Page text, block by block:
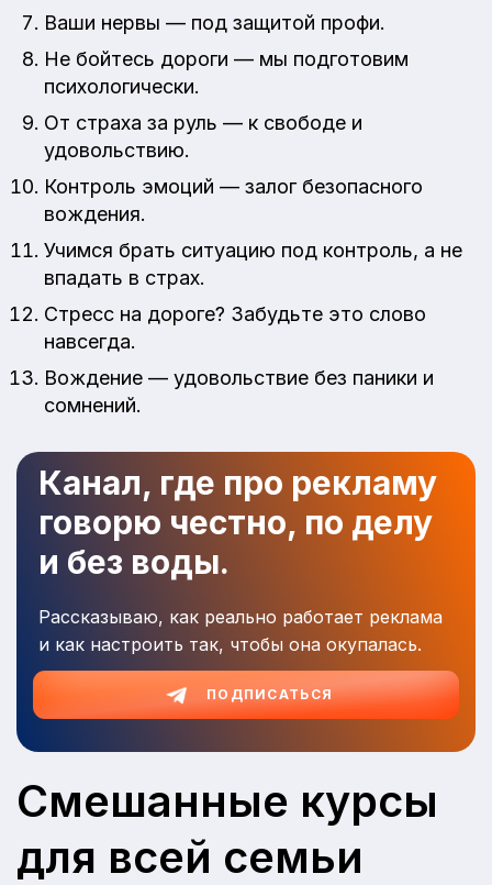
Ваши нервы — под защитой профи.
Не бойтесь дороги — мы подготовим
психологически.
От страха за руль — к свободе и
удовольствию.
Контроль эмоций — залог безопасного
вождения.
Учимся брать ситуацию под контроль, а не
впадать в страх.
Стресс на дороге? Забудьте это слово
навсегда.
Вождение — удовольствие без паники и
сомнений.
Канал, где про рекламу
говорю честно, по делу
и без воды.
Рассказываю, как реально работает реклама
и как настроить так, чтобы она окупалась.
ПОДПИСАТЬСЯ
Смешанные курсы
для всей семьи